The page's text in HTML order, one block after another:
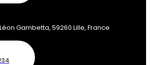
Gambetta, 59260 Lille, France